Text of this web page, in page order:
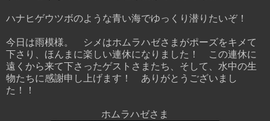
ハナヒゲウツボのような青い海でゆっくり潜りたいぞ！
今日は雨模様。 シメはホムラハゼさまがポーズをキメて
下さり、ほんまに楽しい連休になりました！ この連休に
遠くから来て下さったゲストさまたち、そして、水中の生
物たちに感謝申し上げます！ ありがとうございまし
た！！
ホムラハゼさま